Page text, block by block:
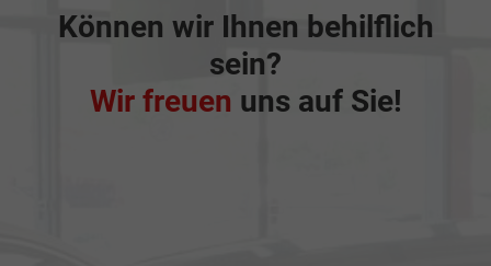
Können wir Ihnen behilflich
sein?
Wir freuen uns auf Sie!